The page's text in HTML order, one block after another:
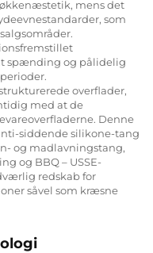
mens det
som
spænding og pålidelig
overflader,
med at de
Denne
siddende silikone-tang
og madlavningstang,
og BBQ – USSE-
redskab for
såvel som kræsne